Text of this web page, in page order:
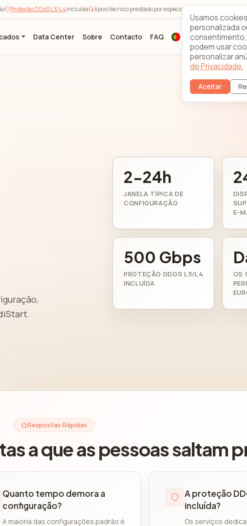
Proteção DDoS L3/L4incluída Apoio técnico prestado por especialistas 24/7/365
Data Center Sobre Contacto FAQ
2-24h
JANELA TÍPICA DE
CONFIGURAÇÃO
E-
500 Gbps
PROTEÇÃO DDOS L3/L4
INCLUÍDA
OS
Respostas Rápidas
a que as pessoas saltam
Quanto tempo demora a
configuração?
A maioria das configurações padrão é
A proteção
incluída?
Os serviços
Usamos
personalizada
podem usar
personalizar
de Privacidade.
Aceitar